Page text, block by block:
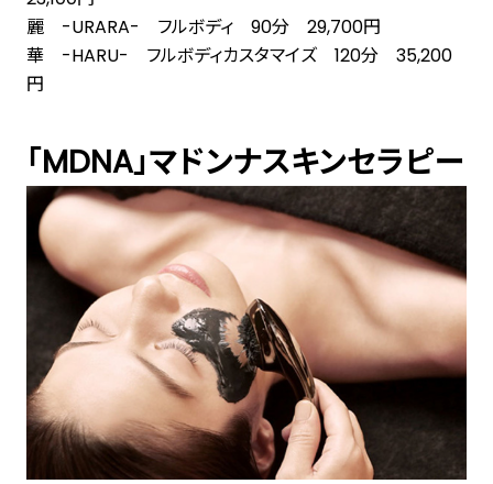
麗 -URARA- フルボディ 90分 29,700円
華 -HARU- フルボディカスタマイズ 120分 35,200
円
「MDNA」マドンナスキンセラピー